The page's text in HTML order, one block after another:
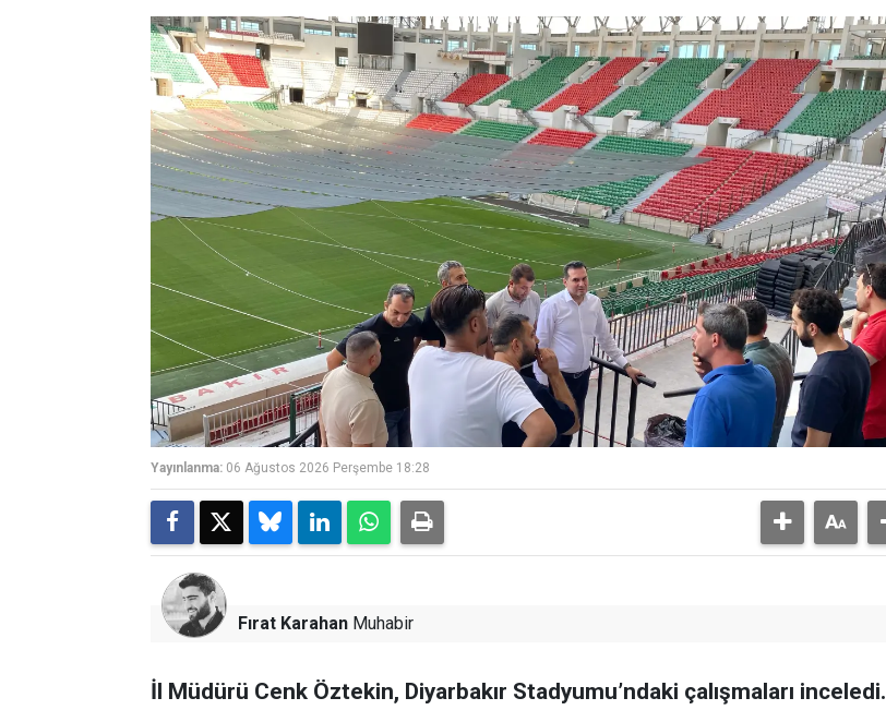
Yayınlanma: 06 Ağustos 2026 Perşembe 18:28
Fırat Karahan Muhabir
İl Müdürü Cenk Öztekin, Diyarbakır Stadyumu’ndaki çalışmaları inceledi.